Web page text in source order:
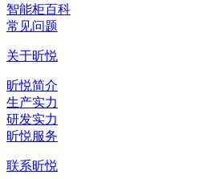
智能柜百科
常见问题
关于昕悦
昕悦简介
生产实力
研发实力
昕悦服务
联系昕悦